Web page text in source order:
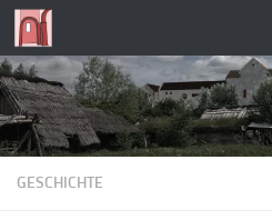
Zum Inhalt springen
GESCHICHTE